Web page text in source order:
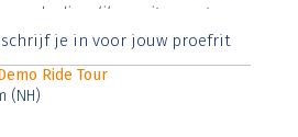
diam libero vitae erat.
et justo cursus id rutrum lorem
schrijf je in voor jouw proefrit
Ride Tour
(NH)